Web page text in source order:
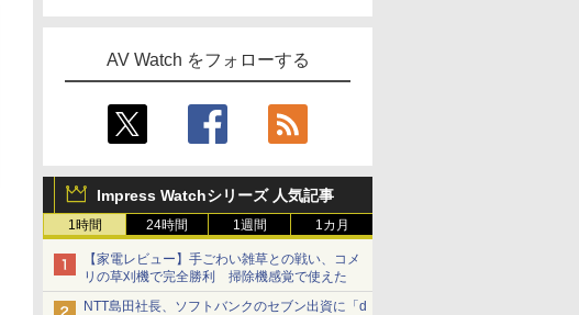
AV Watch をフォローする
Impress Watchシリーズ 人気記事
1時間 24時間 1週間 1カ月
【家電レビュー】手ごわい雑草との戦い、コメ
リの草刈機で完全勝利 掃除機感覚で使えた
NTT島田社長、ソフトバンクのセブン出資に「d